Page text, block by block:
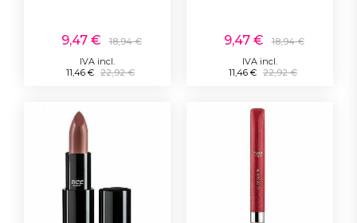
9,47 €
18,94 €
IVA incl.
11,46 € 22,92 €
9,47 €
18,94 €
IVA incl.
11,46 € 22,92 €